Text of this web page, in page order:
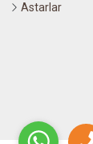
Astarlar